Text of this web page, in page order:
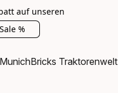
auf unseren
%
MunichBricks Traktorenwelt